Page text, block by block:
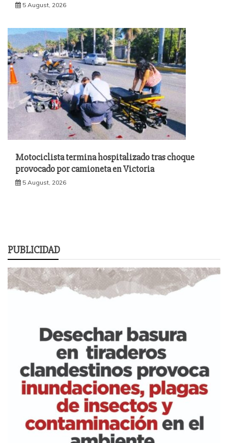
5 August, 2026
Motociclista termina hospitalizado tras choque
provocado por camioneta en Victoria
5 August, 2026
PUBLICIDAD